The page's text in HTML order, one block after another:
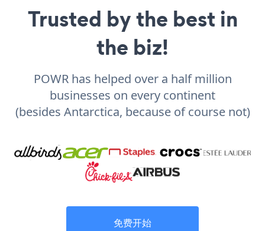
Trusted by the best in
the biz!
POWR has helped over a half million
businesses on every continent
(besides Antarctica, because of course not)
免费开始